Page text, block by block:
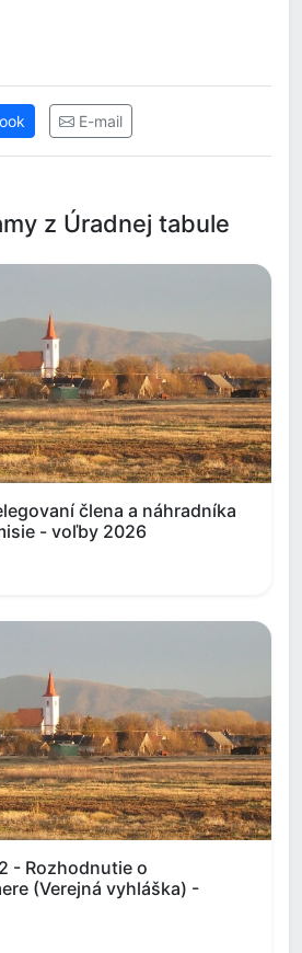
E-mail
z Úradnej tabule
člena a náhradníka
- voľby 2026
- Rozhodnutie o
(Verejná vyhláška) -